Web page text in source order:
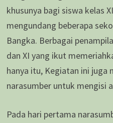
khusunya bagi siswa kelas
mengundang beberapa
Bangka. Berbagai
dan XI yang ikut
hanya itu, Kegiatan ini juga
narasumber untuk mengisi
Pada hari pertama